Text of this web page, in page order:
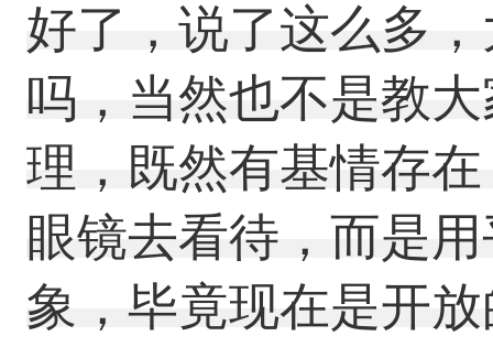
好了，说了这么多
吗，当然也不是教
理，既然有基情存
眼镜去看待，而是
象，毕竟现在是开